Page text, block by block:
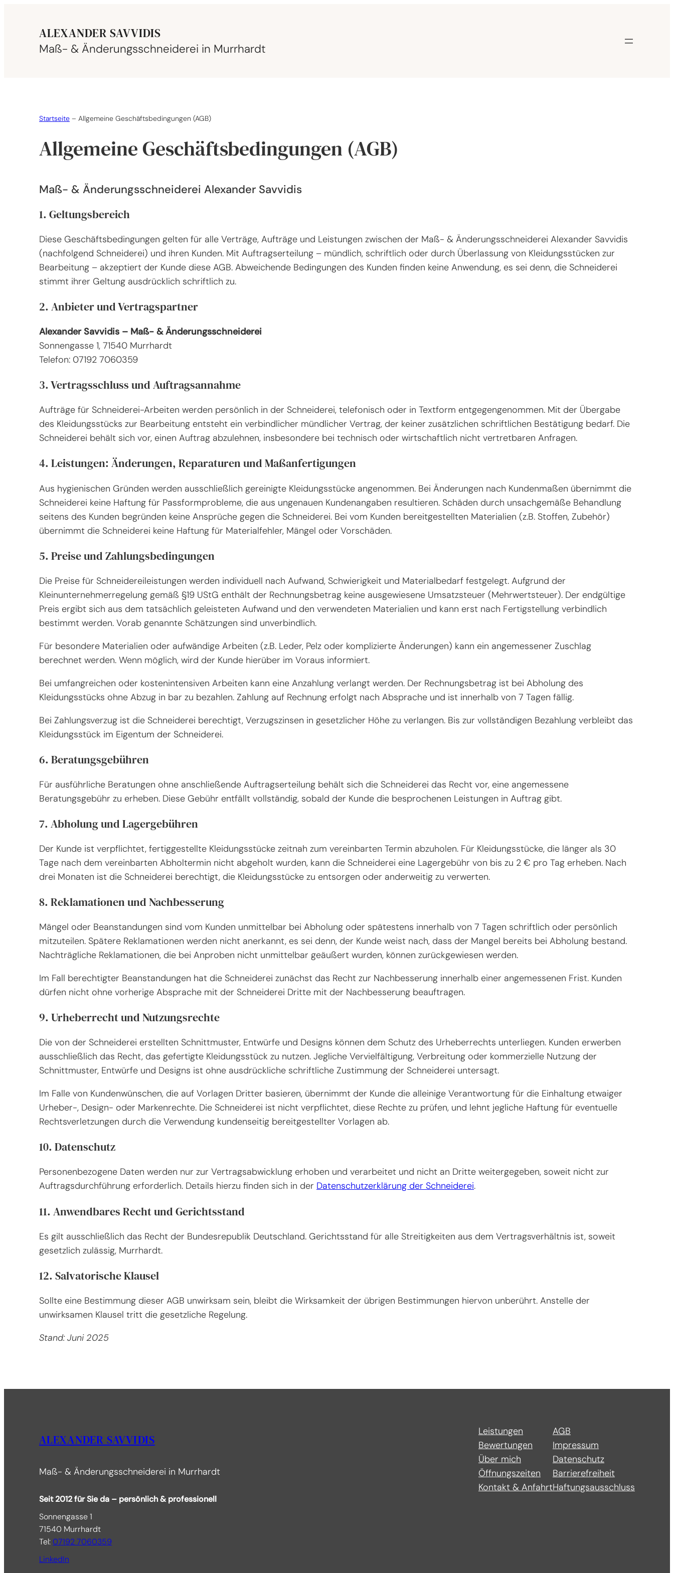
ALEXANDER SAVVIDIS
Maß- & Änderungsschneiderei in Murrhardt
Startseite – Allgemeine Geschäftsbedingungen (AGB)
Allgemeine Geschäftsbedingungen (AGB)
Maß- & Änderungsschneiderei Alexander Savvidis
1. Geltungsbereich
Diese Geschäftsbedingungen gelten für alle Verträge, Aufträge und Leistungen zwischen der Maß- & Änderungsschneiderei Alexander Savvidis
(nachfolgend Schneiderei) und ihren Kunden. Mit Auftragserteilung – mündlich, schriftlich oder durch Überlassung von Kleidungsstücken zur
Bearbeitung – akzeptiert der Kunde diese AGB. Abweichende Bedingungen des Kunden finden keine Anwendung, es sei denn, die Schneiderei
stimmt ihrer Geltung ausdrücklich schriftlich zu.
2. Anbieter und Vertragspartner
Alexander Savvidis – Maß- & Änderungsschneiderei
Sonnengasse 1, 71540 Murrhardt
Telefon: 07192 7060359
3. Vertragsschluss und Auftragsannahme
Aufträge für Schneiderei-Arbeiten werden persönlich in der Schneiderei, telefonisch oder in Textform entgegengenommen. Mit der Übergabe
des Kleidungsstücks zur Bearbeitung entsteht ein verbindlicher mündlicher Vertrag, der keiner zusätzlichen schriftlichen Bestätigung bedarf. Die
Schneiderei behält sich vor, einen Auftrag abzulehnen, insbesondere bei technisch oder wirtschaftlich nicht vertretbaren Anfragen.
4. Leistungen: Änderungen, Reparaturen und Maßanfertigungen
Aus hygienischen Gründen werden ausschließlich gereinigte Kleidungsstücke angenommen. Bei Änderungen nach Kundenmaßen übernimmt die
Schneiderei keine Haftung für Passformprobleme, die aus ungenauen Kundenangaben resultieren. Schäden durch unsachgemäße Behandlung
seitens des Kunden begründen keine Ansprüche gegen die Schneiderei. Bei vom Kunden bereitgestellten Materialien (z.B. Stoffen, Zubehör)
übernimmt die Schneiderei keine Haftung für Materialfehler, Mängel oder Vorschäden.
5. Preise und Zahlungsbedingungen
Die Preise für Schneidereileistungen werden individuell nach Aufwand, Schwierigkeit und Materialbedarf festgelegt. Aufgrund der
Kleinunternehmerregelung gemäß §19 UStG enthält der Rechnungsbetrag keine ausgewiesene Umsatzsteuer (Mehrwertsteuer). Der endgültige
Preis ergibt sich aus dem tatsächlich geleisteten Aufwand und den verwendeten Materialien und kann erst nach Fertigstellung verbindlich
bestimmt werden. Vorab genannte Schätzungen sind unverbindlich.
Für besondere Materialien oder aufwändige Arbeiten (z.B. Leder, Pelz oder komplizierte Änderungen) kann ein angemessener Zuschlag
berechnet werden. Wenn möglich, wird der Kunde hierüber im Voraus informiert.
Bei umfangreichen oder kostenintensiven Arbeiten kann eine Anzahlung verlangt werden. Der Rechnungsbetrag ist bei Abholung des
Kleidungsstücks ohne Abzug in bar zu bezahlen. Zahlung auf Rechnung erfolgt nach Absprache und ist innerhalb von 7 Tagen fällig.
Bei Zahlungsverzug ist die Schneiderei berechtigt, Verzugszinsen in gesetzlicher Höhe zu verlangen. Bis zur vollständigen Bezahlung verbleibt das
Kleidungsstück im Eigentum der Schneiderei.
6. Beratungsgebühren
Für ausführliche Beratungen ohne anschließende Auftragserteilung behält sich die Schneiderei das Recht vor, eine angemessene
Beratungsgebühr zu erheben. Diese Gebühr entfällt vollständig, sobald der Kunde die besprochenen Leistungen in Auftrag gibt.
7. Abholung und Lagergebühren
Der Kunde ist verpflichtet, fertiggestellte Kleidungsstücke zeitnah zum vereinbarten Termin abzuholen. Für Kleidungsstücke, die länger als 30
Tage nach dem vereinbarten Abholtermin nicht abgeholt wurden, kann die Schneiderei eine Lagergebühr von bis zu 2 € pro Tag erheben. Nach
drei Monaten ist die Schneiderei berechtigt, die Kleidungsstücke zu entsorgen oder anderweitig zu verwerten.
8. Reklamationen und Nachbesserung
Mängel oder Beanstandungen sind vom Kunden unmittelbar bei Abholung oder spätestens innerhalb von 7 Tagen schriftlich oder persönlich
mitzuteilen. Spätere Reklamationen werden nicht anerkannt, es sei denn, der Kunde weist nach, dass der Mangel bereits bei Abholung bestand.
Nachträgliche Reklamationen, die bei Anproben nicht unmittelbar geäußert wurden, können zurückgewiesen werden.
Im Fall berechtigter Beanstandungen hat die Schneiderei zunächst das Recht zur Nachbesserung innerhalb einer angemessenen Frist. Kunden
dürfen nicht ohne vorherige Absprache mit der Schneiderei Dritte mit der Nachbesserung beauftragen.
9. Urheberrecht und Nutzungsrechte
Die von der Schneiderei erstellten Schnittmuster, Entwürfe und Designs können dem Schutz des Urheberrechts unterliegen. Kunden erwerben
ausschließlich das Recht, das gefertigte Kleidungsstück zu nutzen. Jegliche Vervielfältigung, Verbreitung oder kommerzielle Nutzung der
Schnittmuster, Entwürfe und Designs ist ohne ausdrückliche schriftliche Zustimmung der Schneiderei untersagt.
Im Falle von Kundenwünschen, die auf Vorlagen Dritter basieren, übernimmt der Kunde die alleinige Verantwortung für die Einhaltung etwaiger
Urheber-, Design- oder Markenrechte. Die Schneiderei ist nicht verpflichtet, diese Rechte zu prüfen, und lehnt jegliche Haftung für eventuelle
Rechtsverletzungen durch die Verwendung kundenseitig bereitgestellter Vorlagen ab.
10. Datenschutz
Personenbezogene Daten werden nur zur Vertragsabwicklung erhoben und verarbeitet und nicht an Dritte weitergegeben, soweit nicht zur
Auftragsdurchführung erforderlich. Details hierzu finden sich in der Datenschutzerklärung der Schneiderei.
11. Anwendbares Recht und Gerichtsstand
Es gilt ausschließlich das Recht der Bundesrepublik Deutschland. Gerichtsstand für alle Streitigkeiten aus dem Vertragsverhältnis ist, soweit
gesetzlich zulässig, Murrhardt.
12. Salvatorische Klausel
Sollte eine Bestimmung dieser AGB unwirksam sein, bleibt die Wirksamkeit der übrigen Bestimmungen hiervon unberührt. Anstelle der
unwirksamen Klausel tritt die gesetzliche Regelung.
Stand: Juni 2025
ALEXANDER SAVVIDIS
Maß- & Änderungsschneiderei in Murrhardt
Seit 2012 für Sie da – persönlich & professionell
Sonnengasse 1
71540 Murrhardt
Tel:07192 7060359
LinkedIn
Leistungen
Bewertungen
Über mich
Öffnungszeiten
Kontakt & Anfahrt
AGB
Impressum
Datenschutz
Barrierefreiheit
Haftungsausschluss